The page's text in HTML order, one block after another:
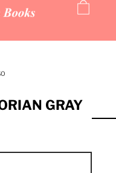
GRAY